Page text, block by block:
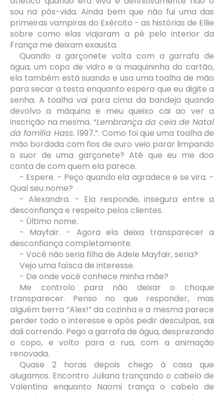
sou na pós-vida. Ainda bem que não fui uma das
primeiras vampiras do Exército - as histórias de Ellie
sobre como elas viajaram a pé pelo interior da
França me deixam exausta.
Quando a garçonete volta com a garrafa de
água, um copo de vidro e a maquininha do cartão,
ela também está suando e usa uma toalha de mão
para secar a testa enquanto espera que eu digite a
senha. A toalha vai para cima da bandeja quando
devolvo a máquina e meu queixo cai ao ver a
inscrição na mesma. “Lembrança da ceia de Natal
da família Hass. 1997.”. Como foi que uma toalha de
mão bordada com fios de ouro veio parar limpando
o suor de uma garçonete? Até que eu me doo
conta de com quem ela parece.
- Espere. - Peço quando ela agradece e se vira. -
Qual seu nome?
- Alexandra. - Ela responde, insegura entre a
desconfiança e respeito pelos clientes.
- Último nome.
- Mayfair. - Agora ela deixa transparecer a
desconfiança completamente.
- Você não seria filha de Adele Mayfair, seria?
Vejo uma faísca de interesse.
- De onde você conhece minha mãe?
Me controlo para não deixar o choque
transparecer. Penso no que responder, mas
alguém berra “Alex!” da cozinha e a mesma parece
perder todo o interesse e após pedir desculpas, sai
dali correndo. Pego a garrafa de água, desprezando
o copo, e volto para a rua, com a animação
renovada.
Quase 2 horas depois chego à casa que
alugamos. Encontro Juliana trançando o cabelo de
Valentina enquanto Naomi trança o cabelo de